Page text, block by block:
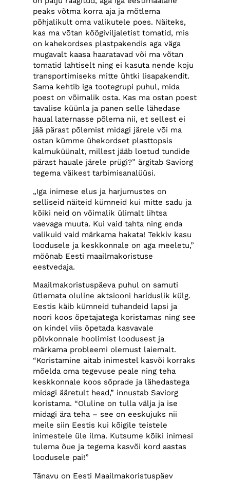
peaks võtma korra aja ja mõtlema
põhjalikult oma valikutele poes. Näiteks,
kas ma võtan köögiviljaletist tomatid, mis
on kahekordses plastpakendis aga väga
mugavalt kaasa haaratavad või ma võtan
tomatid lahtiselt ning ei kasuta nende koju
transportimiseks mitte ühtki lisapakendit.
Sama kehtib iga tootegrupi puhul, mida
poest on võimalik osta. Kas ma ostan poest
tavalise küünla ja panen selle lähedase
haual laternasse põlema nii, et sellest ei
jää pärast põlemist midagi järele või ma
ostan kümme ühekordset plasttopsis
kalmuküünalt, millest jääb loetud tundide
pärast hauale järele prügi?” ärgitab Saviorg
tegema väikest tarbimisanalüüsi.
„Iga inimese elus ja harjumustes on
selliseid näiteid kümneid kui mitte sadu ja
kõiki neid on võimalik ülimalt lihtsa
vaevaga muuta. Kui vaid tahta ning enda
valikuid vaid märkama hakata! Tekkiv kasu
loodusele ja keskkonnale on aga meeletu,”
möönab Eesti maailmakoristuse
eestvedaja.
Maailmakoristuspäeva puhul on samuti
ütlemata oluline aktsiooni hariduslik külg.
Eestis käib kümneid tuhandeid lapsi ja
noori koos õpetajatega koristamas ning see
on kindel viis õpetada kasvavale
põlvkonnale hoolimist loodusest ja
märkama probleemi olemust laiemalt.
“Koristamine aitab inimestel kasvõi korraks
mõelda oma tegevuse peale ning teha
keskkonnale koos sõprade ja lähedastega
midagi ääretult head,” innustab Saviorg
koristama. “Oluline on tulla välja ja ise
midagi ära teha – see on eeskujuks nii
meile siin Eestis kui kõigile teistele
inimestele üle ilma. Kutsume kõiki inimesi
tulema õue ja tegema kasvõi kord aastas
loodusele pai!”
Tänavu on Eesti Maailmakoristuspäev